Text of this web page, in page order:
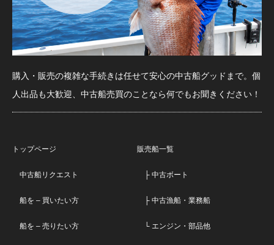
購入・販売の複雑な手続きは任せて安心の中古船グッドまで。個
人出品も大歓迎、中古船売買のことなら何でもお聞きください！
トップページ
中古船リクエスト
船を – 買いたい方
船を – 売りたい方
販売船一覧
├ 中古ボート
├ 中古漁船・業務船
└ エンジン・部品他